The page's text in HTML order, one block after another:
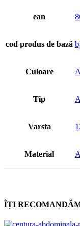
ean
cod produs de bază
Culoare
Tip
Varsta
Material
ÎȚI